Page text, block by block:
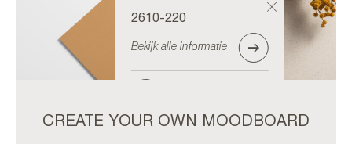
2610-220
Bekijk alle informatie
CREATE YOUR OWN MOODBOARD